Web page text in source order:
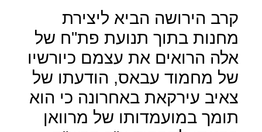
קרב הירושה הביא ליצירת
מחנות בתוך תנועת פת"ח של
אלה הרואים את עצמם כיורשיו
של מחמוד עבאס, הודעתו של
צאיב עירקאת באחרונה כי הוא
תומך במועמדותו של מרוואן